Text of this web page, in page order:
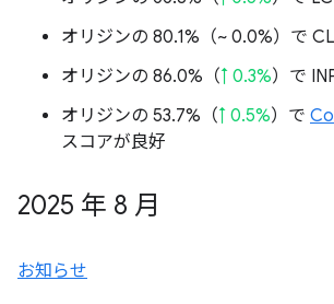
オリジンの 80.1%（~ 0.0%）で
オリジンの 86.0%（↑ 0.3%）で
オリジンの 53.7%（↑ 0.5%）で
スコアが良好
2025 年 8 月
お知らせ